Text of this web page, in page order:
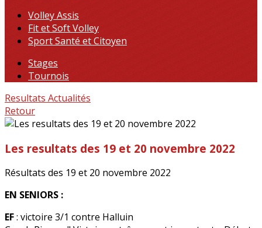
Volley Assis
Fit et Soft Volley
Sport Santé et Citoyen
Stages
Tournois
Resultats Actualités
Retour
Les resultats des 19 et 20 novembre 2022
Résultats des 19 et 20 novembre 2022
EN SENIORS :
EF: victoire 3/1 contre Halluin